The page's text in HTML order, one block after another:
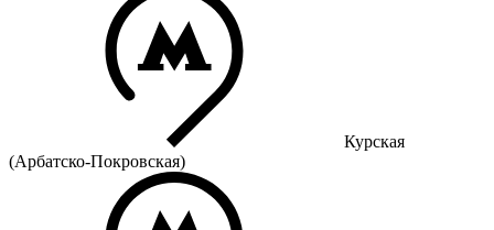
Курская
(Арбатско-Покровская)